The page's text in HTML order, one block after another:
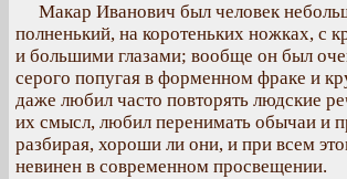
Макар Иванович был человек
полненький, на коротеньких ножках, с
и большими глазами; вообще он был
серого попугая в форменном фраке и
даже любил часто повторять людские
их смысл, любил перенимать обычаи и
разбирая, хороши ли они, и при всем
невинен в современном просвещении.